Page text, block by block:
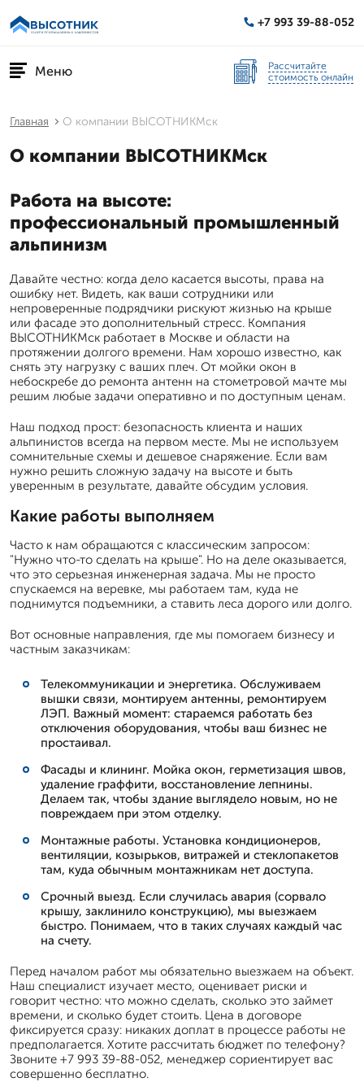
+7 993 39-88-052
Меню
Рассчитайте
стоимость онлайн
Главная О компании ВЫСОТНИКМск
О компании ВЫСОТНИКМск
Работа на высоте:
профессиональный промышленный
альпинизм
Давайте честно: когда дело касается высоты, права на
ошибку нет. Видеть, как ваши сотрудники или
непроверенные подрядчики рискуют жизнью на крыше
или фасаде это дополнительный стресс. Компания
ВЫСОТНИКМск работает в Москве и области на
протяжении долгого времени. Нам хорошо известно, как
снять эту нагрузку с ваших плеч. От мойки окон в
небоскребе до ремонта антенн на стометровой мачте мы
решим любые задачи оперативно и по доступным ценам.
Наш подход прост: безопасность клиента и наших
альпинистов всегда на первом месте. Мы не используем
сомнительные схемы и дешевое снаряжение. Если вам
нужно решить сложную задачу на высоте и быть
уверенным в результате, давайте обсудим условия.
Какие работы выполняем
Часто к нам обращаются с классическим запросом:
"Нужно что-то сделать на крыше". Но на деле оказывается,
что это серьезная инженерная задача. Мы не просто
спускаемся на веревке, мы работаем там, куда не
поднимутся подъемники, а ставить леса дорого или долго.
Вот основные направления, где мы помогаем бизнесу и
частным заказчикам:
Телекоммуникации и энергетика. Обслуживаем
вышки связи, монтируем антенны, ремонтируем
ЛЭП. Важный момент: стараемся работать без
отключения оборудования, чтобы ваш бизнес не
простаивал.
Фасады и клининг. Мойка окон, герметизация швов,
удаление граффити, восстановление лепнины.
Делаем так, чтобы здание выглядело новым, но не
повреждаем при этом отделку.
Монтажные работы. Установка кондиционеров,
вентиляции, козырьков, витражей и стеклопакетов
там, куда обычным монтажникам нет доступа.
Срочный выезд. Если случилась авария (сорвало
крышу, заклинило конструкцию), мы выезжаем
быстро. Понимаем, что в таких случаях каждый час
на счету.
Перед началом работ мы обязательно выезжаем на объект.
Наш специалист изучает место, оценивает риски и
говорит честно: что можно сделать, сколько это займет
времени, и сколько будет стоить. Цена в договоре
фиксируется сразу: никаких доплат в процессе работы не
предполагается. Хотите рассчитать бюджет по телефону?
Звоните +7 993 39-88-052, менеджер сориентирует вас
совершенно бесплатно.